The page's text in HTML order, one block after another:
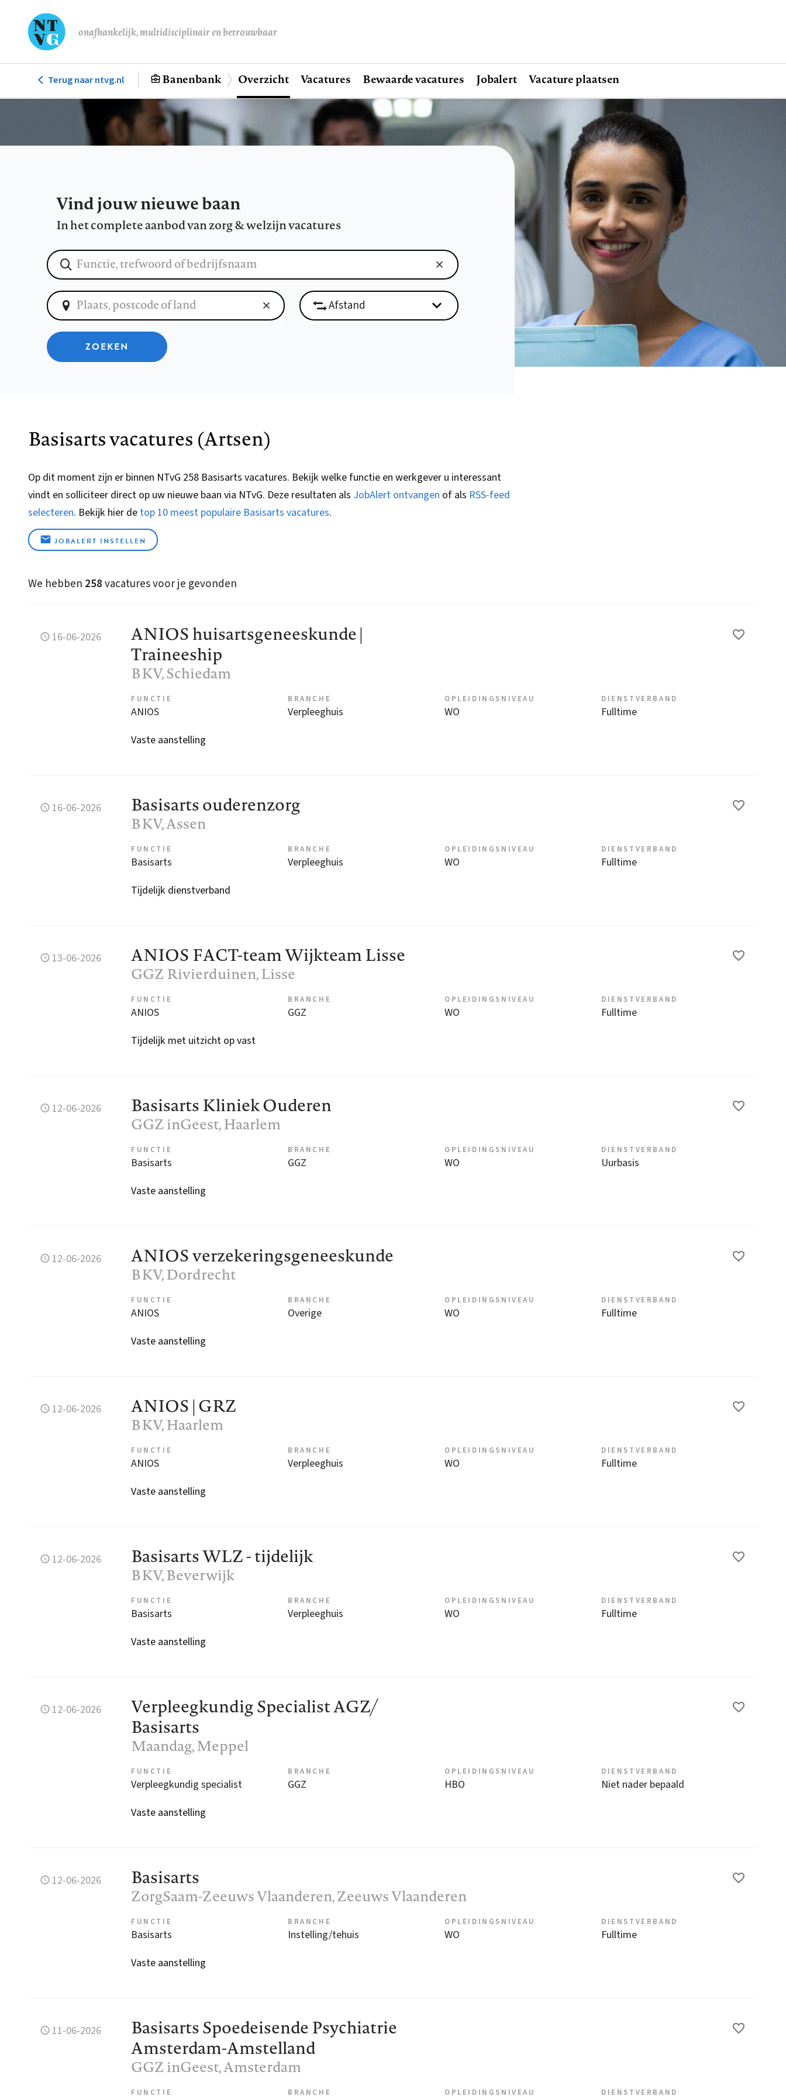
de
onafhankelijk, multidisciplinair en betrouwbaar
Hoofdnavigatie
Terug naar ntvg.nl Banenbank Overzicht Vacatures Bewaarde vacatures Jobalert Vacature plaatsen
Vind jouw nieuwe baan
In het complete aanbod van zorg & welzijn vacatures
ZOEKEN
Basisarts vacatures (Artsen)
Op dit moment zijn er binnen NTvG 258 Basisarts vacatures. Bekijk welke functie en werkgever u interessant
vindt en solliciteer direct op uw nieuwe baan via NTvG. Deze resultaten als JobAlert ontvangen of als RSS-feed
selecteren. Bekijk hier de top 10 meest populaire Basisarts vacatures.
JOBALERT INSTELLEN
We hebben 258vacatures voor je gevonden
16-06-2026
ANIOS huisartsgeneeskunde |
Traineeship
BKV, Schiedam
FUNCTIE
ANIOS
BRANCHE
Verpleeghuis
OPLEIDINGSNIVEAU
WO
DIENSTVERBAND
Fulltime
Vaste aanstelling
16-06-2026 Basisarts ouderenzorg
BKV, Assen
FUNCTIE
Basisarts
BRANCHE
Verpleeghuis
OPLEIDINGSNIVEAU
WO
DIENSTVERBAND
Fulltime
Tijdelijk dienstverband
13-06-2026 ANIOS FACT-team Wijkteam Lisse
GGZ Rivierduinen, Lisse
FUNCTIE
ANIOS
BRANCHE
GGZ
OPLEIDINGSNIVEAU
WO
DIENSTVERBAND
Fulltime
Tijdelijk met uitzicht op vast
12-06-2026 Basisarts Kliniek Ouderen
GGZ inGeest, Haarlem
FUNCTIE
Basisarts
BRANCHE
GGZ
OPLEIDINGSNIVEAU
WO
DIENSTVERBAND
Uurbasis
Vaste aanstelling
12-06-2026 ANIOS verzekeringsgeneeskunde
BKV, Dordrecht
FUNCTIE
ANIOS
BRANCHE
Overige
OPLEIDINGSNIVEAU
WO
DIENSTVERBAND
Fulltime
Vaste aanstelling
12-06-2026 ANIOS | GRZ
BKV, Haarlem
FUNCTIE
ANIOS
BRANCHE
Verpleeghuis
OPLEIDINGSNIVEAU
WO
DIENSTVERBAND
Fulltime
Vaste aanstelling
12-06-2026 Basisarts WLZ - tijdelijk
BKV, Beverwijk
FUNCTIE
Basisarts
BRANCHE
Verpleeghuis
OPLEIDINGSNIVEAU
WO
DIENSTVERBAND
Fulltime
Vaste aanstelling
12-06-2026
Verpleegkundig Specialist AGZ/
Basisarts
Maandag, Meppel
FUNCTIE
Verpleegkundig specialist
BRANCHE
GGZ
OPLEIDINGSNIVEAU
HBO
DIENSTVERBAND
Niet nader bepaald
Vaste aanstelling
12-06-2026 Basisarts
ZorgSaam-Zeeuws Vlaanderen, Zeeuws Vlaanderen
FUNCTIE
Basisarts
BRANCHE
Instelling/tehuis
OPLEIDINGSNIVEAU
WO
DIENSTVERBAND
Fulltime
Vaste aanstelling
11-06-2026
Basisarts Spoedeisende Psychiatrie
Amsterdam-Amstelland
GGZ inGeest, Amsterdam
FUNCTIE BRANCHE OPLEIDINGSNIVEAU DIENSTVERBAND